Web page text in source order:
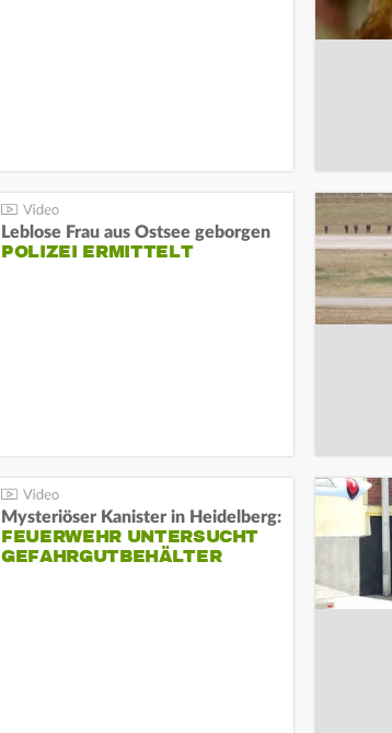
Leblose Frau aus Ostsee geborgen
POLIZEI ERMITTELT
Mysteriöser Kanister in Heidelberg:
FEUERWEHR UNTERSUCHT
GEFAHRGUTBEHÄLTER